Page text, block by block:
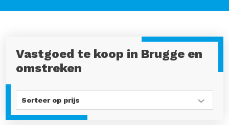
Vastgoed te koop in Brugge en
omstreken